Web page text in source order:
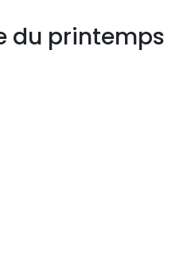
du printemps